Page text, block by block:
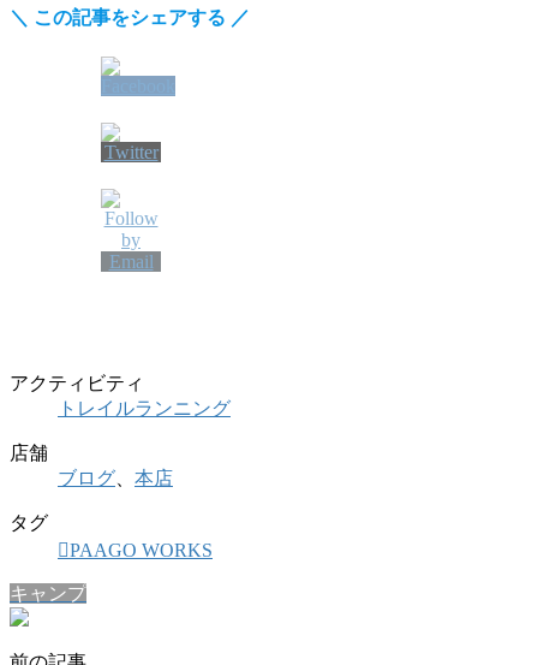
＼ この記事をシェアする ／
アクティビティ
トレイルランニング
店舗
ブログ
本店
タグ
PAAGO WORKS
キャンプ